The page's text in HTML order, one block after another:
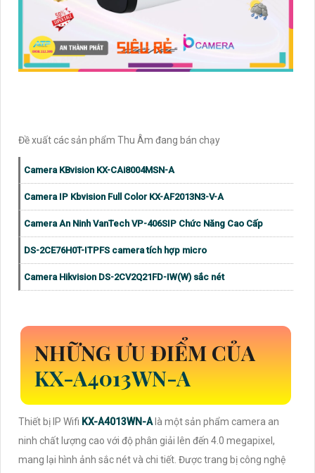
Đề xuất các sản phẩm Thu Âm đang bán chạy
Camera KBvision KX-CAi8004MSN-A
Camera IP Kbvision Full Color KX-AF2013N3-V-A
Camera An Ninh VanTech VP-406SIP Chức Năng Cao Cấp
DS-2CE76H0T-ITPFS camera tích hợp micro
Camera Hikvision DS-2CV2Q21FD-IW(W) sắc nét
NHỮNG ƯU ĐIỂM CỦA
KX-A4013WN-A
Thiết bị IP Wifi KX-A4013WN-A là một sản phẩm camera an
ninh chất lượng cao với độ phân giải lên đến 4.0 megapixel,
mang lại hình ảnh sắc nét và chi tiết. Được trang bị công nghệ